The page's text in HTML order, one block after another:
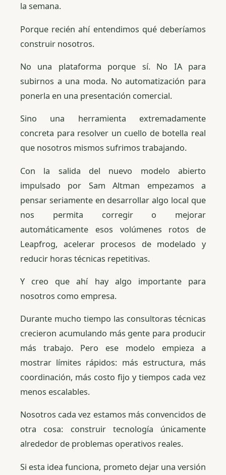
la semana.
Porque recién ahí entendimos qué deberíamos
construir nosotros.
No una plataforma porque sí. No IA para
subirnos a una moda. No automatización para
ponerla en una presentación comercial.
Sino una herramienta extremadamente
concreta para resolver un cuello de botella real
que nosotros mismos sufrimos trabajando.
Con la salida del nuevo modelo abierto
impulsado por Sam Altman empezamos a
pensar seriamente en desarrollar algo local que
nos permita corregir o mejorar
automáticamente esos volúmenes rotos de
Leapfrog, acelerar procesos de modelado y
reducir horas técnicas repetitivas.
Y creo que ahí hay algo importante para
nosotros como empresa.
Durante mucho tiempo las consultoras técnicas
crecieron acumulando más gente para producir
más trabajo. Pero ese modelo empieza a
mostrar límites rápidos: más estructura, más
coordinación, más costo fijo y tiempos cada vez
menos escalables.
Nosotros cada vez estamos más convencidos de
otra cosa: construir tecnología únicamente
alrededor de problemas operativos reales.
Si esta idea funciona, prometo dejar una versión